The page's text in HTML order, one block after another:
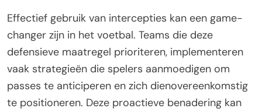
Effectief gebruik van intercepties kan een game-
changer zijn in het voetbal. Teams die deze
defensieve maatregel prioriteren, implementeren
vaak strategieën die spelers aanmoedigen om
passes te anticiperen en zich dienovereenkomstig
te positioneren. Deze proactieve benadering kan